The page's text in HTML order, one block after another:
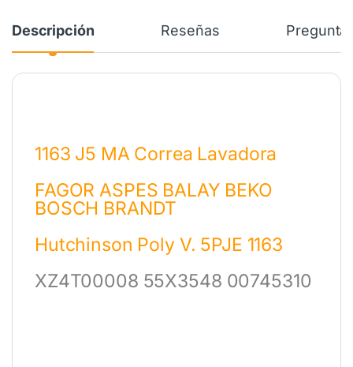
Descripción Reseñas
1163 J5 MA Correa Lavadora
FAGOR ASPES BALAY BEKO
BOSCH BRANDT
Hutchinson Poly V. 5PJE 1163
XZ4T00008 55X3548 00745310